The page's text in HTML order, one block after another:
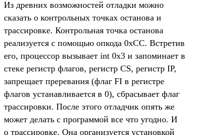
Из древних возможностей отладки можно
сказать о контрольных точках останова и
трассировке. Контрольная точка останова
реализуется с помощью опкода 0xCC. Встретив
его, процессор вызывает int 0x3 и запоминает в
стеке регистр флагов, регистр CS, регистр IP,
запрещает преревания (флаг FI в регистре
флагов устанавливается в 0), сбрасывает флаг
трассировки. После этого отладчик опять же
может делать с программой все что угодно. И
о трассировке. Она организуется установкой